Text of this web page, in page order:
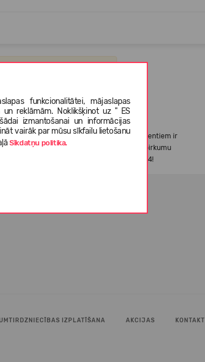
funkcionalitātei, mājaslapas
reklāmām. Noklikšķinot uz " ES
izmantošanai un informācijas
vairāk par mūsu sīkfailu lietošanu
Sīkdatņu politika.
no vairāk
99% no mūsu klientiem ir
apmierināti ar pirkumu
veikšanu Open24!
IZPLATĪŠANA AKCIJAS KONTAKTI